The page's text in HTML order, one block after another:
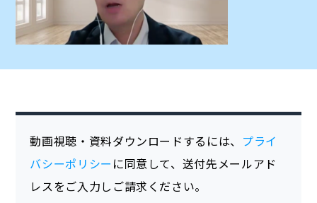
動画視聴・資料ダウンロードするには、 プライ
バシーポリシー に同意して、送付先メールアド
レスをご入力しご請求ください。